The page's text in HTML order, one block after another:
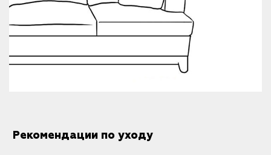
Рекомендации по уходу